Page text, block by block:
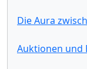
Die Aura
Auktionen und